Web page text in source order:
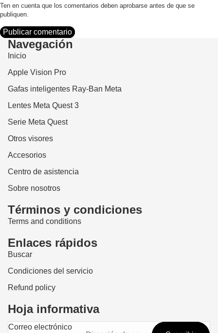
Ten en cuenta que los comentarios deben aprobarse antes de que se
publiquen.
Publicar comentario
Navegación
Inicio
Apple Vision Pro
Gafas inteligentes Ray-Ban Meta
Lentes Meta Quest 3
Serie Meta Quest
Otros visores
Accesorios
Centro de asistencia
Sobre nosotros
Términos y condiciones
Terms and conditions
Enlaces rápidos
Buscar
Condiciones del servicio
Refund policy
Hoja informativa
Correo electrónico
Política de reembolso